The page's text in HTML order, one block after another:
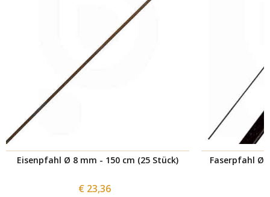
Eisenpfahl Ø 8 mm - 150 cm (25 Stück)
€ 23,36
Faserpfahl Ø